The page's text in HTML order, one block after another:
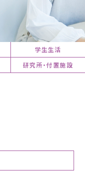
学生生活
研究所・付置施設